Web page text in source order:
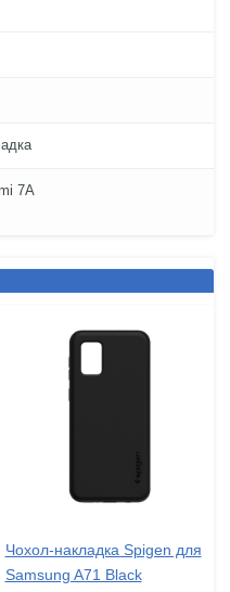
7A
Чохол-накладка Spigen для
Samsung A71 Black